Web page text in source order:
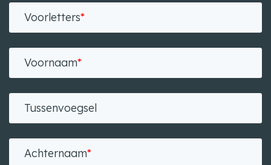
Voorletters*
Voornaam*
Tussenvoegsel
Achternaam*